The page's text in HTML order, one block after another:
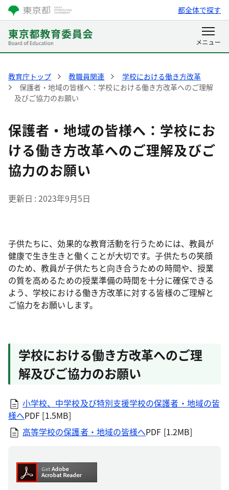
都全体で探す
教育庁トップ 教職員関連
学校における働き方改革
保護者・地域の皆様へ：学校における働き方改革へのご理解
及びご協力のお願い
保護者・地域の皆様へ：学校にお
ける働き方改革へのご理解及びご
協力のお願い
更新日 2023年9月5日
子供たちに、効果的な教育活動を行うためには、教員が
健康で生き生きと働くことが大切です。子供たちの笑顔
のため、教員が子供たちと向き合うための時間や、授業
の質を高めるための授業準備の時間を十分に確保できる
よう、学校における働き方改革に対する皆様のご理解と
ご協力をお願いします。
学校における働き方改革へのご理
解及びご協力のお願い
小学校、中学校及び特別支援学校の保護者・地域の皆
様へPDF [1.5MB]
高等学校の保護者・地域の皆様へPDF [1.2MB]